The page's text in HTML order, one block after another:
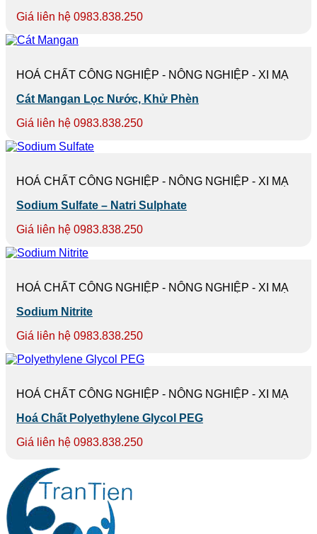
Giá liên hệ 0983.838.250
HOÁ CHẤT CÔNG NGHIỆP - NÔNG NGHIỆP - XI MẠ
Cát Mangan Lọc Nước, Khử Phèn
Giá liên hệ 0983.838.250
HOÁ CHẤT CÔNG NGHIỆP - NÔNG NGHIỆP - XI MẠ
Sodium Sulfate – Natri Sulphate
Giá liên hệ 0983.838.250
HOÁ CHẤT CÔNG NGHIỆP - NÔNG NGHIỆP - XI MẠ
Sodium Nitrite
Giá liên hệ 0983.838.250
HOÁ CHẤT CÔNG NGHIỆP - NÔNG NGHIỆP - XI MẠ
Hoá Chất Polyethylene Glycol PEG
Giá liên hệ 0983.838.250